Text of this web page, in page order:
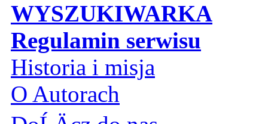
WYSZUKIWARKA
Regulamin serwisu
Historia i misja
O Autorach